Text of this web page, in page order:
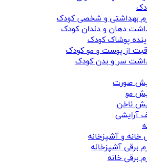
بهداشتی و شخصی کودک
دهان و دندان کودک
پوشاک کودک
از پوست و مو کودک
سر و بدن کودک
صورت
مو
ناخن
آرایشی
خانه و آشپزخانه
برقی آشپزخانه
برقی خانه